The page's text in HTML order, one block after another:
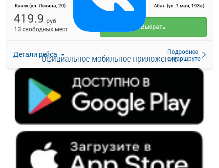
Канск (ул. Ленина, 20) Абан (ул. 1 мая, 193а)
Детали рейса
Подробнее
о маршруте
419.9 руб.
13 свободных мест
Выбрать
Официальное мобильное приложение